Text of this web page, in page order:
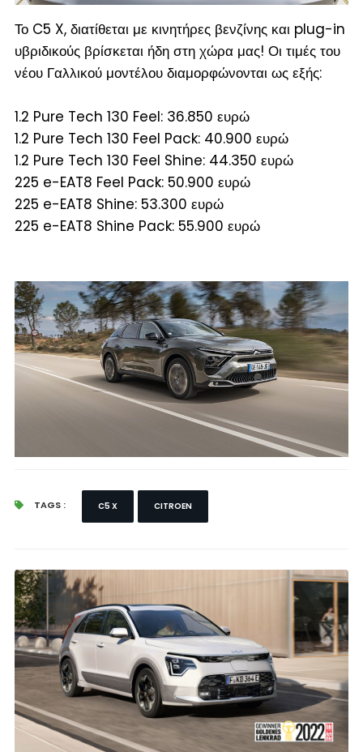
Το C5 X, διατίθεται με κινητήρες βενζίνης και plug-in
υβριδικούς βρίσκεται ήδη στη χώρα μας! Οι τιμές του
νέου Γαλλικού μοντέλου διαμορφώνονται ως εξής:
1.2 Pure Tech 130 Feel: 36.850 ευρώ
1.2 Pure Tech 130 Feel Pack: 40.900 ευρώ
1.2 Pure Tech 130 Feel Shine: 44.350 ευρώ
225 e-EAT8 Feel Pack: 50.900 ευρώ
225 e-EAT8 Shine: 53.300 ευρώ
225 e-EAT8 Shine Pack: 55.900 ευρώ
TAGS : C5 X CITROEN